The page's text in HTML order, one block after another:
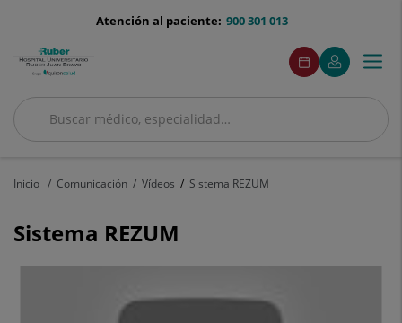
menu-
900 301 013
Atención al paciente:
Buscar
Buscar
menuAcceso
Pedir
cita
Este
enlace
se
en
Mi
Quirónsalud
Este
enlace
se
en
ventana
nueva.
Menú
Inicio Comunicación Vídeos Sistema REZUM
Sistema REZUM